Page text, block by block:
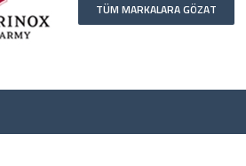
TÜM MARKALARA GÖZAT